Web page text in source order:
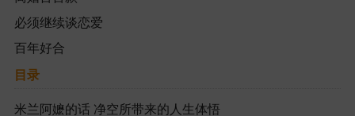
必须继续谈恋爱
百年好合
目录
米兰阿嬷的话 净空所带来的人生体悟